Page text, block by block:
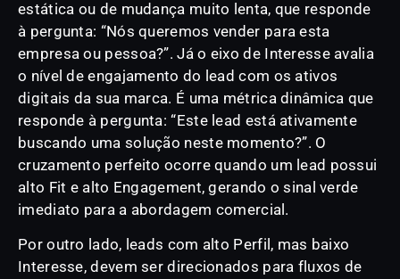
estática ou de mudança muito lenta, que responde
à pergunta: “Nós queremos vender para esta
empresa ou pessoa?”. Já o eixo de Interesse avalia
o nível de engajamento do lead com os ativos
digitais da sua marca. É uma métrica dinâmica que
responde à pergunta: “Este lead está ativamente
buscando uma solução neste momento?”. O
cruzamento perfeito ocorre quando um lead possui
alto Fit e alto Engagement, gerando o sinal verde
imediato para a abordagem comercial.
Por outro lado, leads com alto Perfil, mas baixo
Interesse, devem ser direcionados para fluxos de